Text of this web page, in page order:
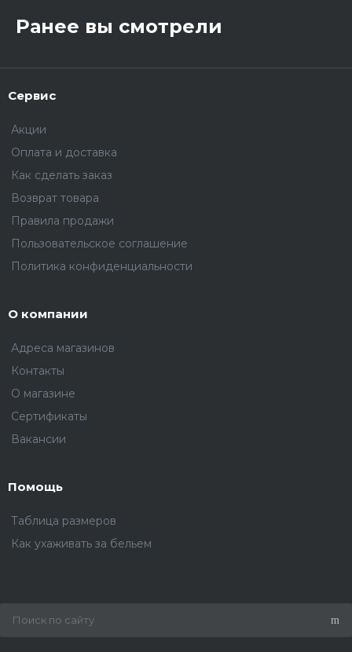
Ранее вы смотрели
Сервис
Акции
Оплата и доставка
Как сделать заказ
Возврат товара
Правила продажи
Пользовательское соглашение
Политика конфиденциальности
О компании
Адреса магазинов
Контакты
О магазине
Сертификаты
Вакансии
Помощь
Таблица размеров
Как ухаживать за бельем